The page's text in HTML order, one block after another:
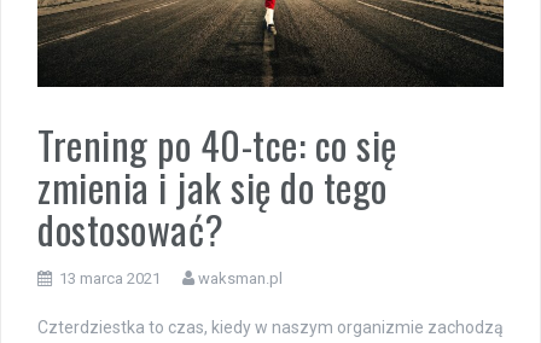
Trening po 40-tce: co się
zmienia i jak się do tego
dostosować?
13 marca 2021 waksman.pl
Czterdziestka to czas, kiedy w naszym organizmie zachodzą